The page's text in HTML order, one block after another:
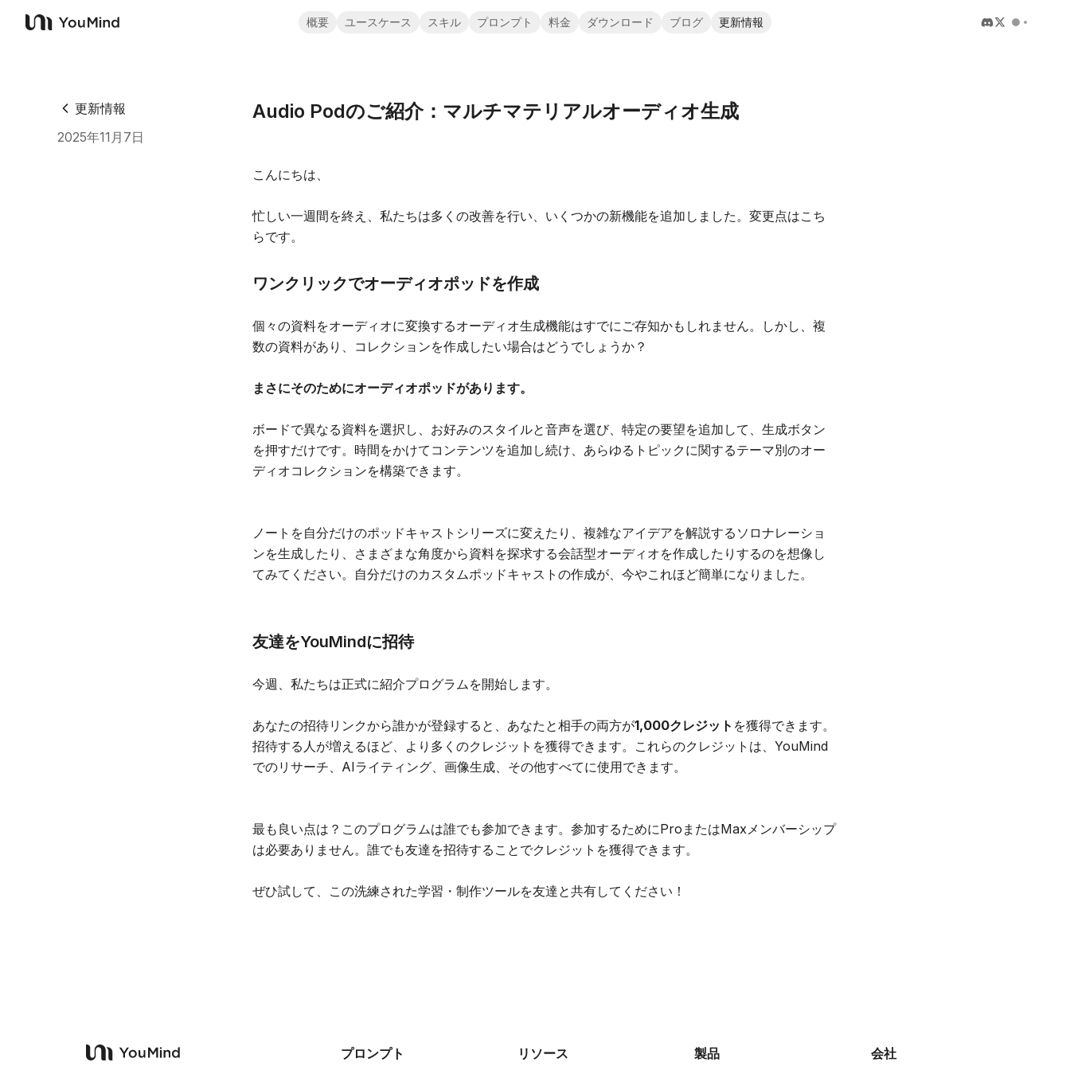
YouMind
概要 ユースケース スキル プロンプト 料金 ダウンロード ブログ 更新情報
更新情報
2025年11月7日
Audio Podのご紹介：マルチマテリアルオーディオ生成
こんにちは、
忙しい一週間を終え、私たちは多くの改善を行い、いくつかの新機能を追加しました。変更点はこち
らです。
ワンクリックでオーディオポッドを作成
個々の資料をオーディオに変換するオーディオ生成機能はすでにご存知かもしれません。しかし、複
数の資料があり、コレクションを作成したい場合はどうでしょうか？
まさにそのためにオーディオポッドがあります。
ボードで異なる資料を選択し、お好みのスタイルと音声を選び、特定の要望を追加して、生成ボタン
を押すだけです。時間をかけてコンテンツを追加し続け、あらゆるトピックに関するテーマ別のオー
ディオコレクションを構築できます。
ノートを自分だけのポッドキャストシリーズに変えたり、複雑なアイデアを解説するソロナレーショ
ンを生成したり、さまざまな角度から資料を探求する会話型オーディオを作成したりするのを想像し
てみてください。自分だけのカスタムポッドキャストの作成が、今やこれほど簡単になりました。
友達をYouMindに招待
今週、私たちは正式に紹介プログラムを開始します。
あなたの招待リンクから誰かが登録すると、あなたと相手の両方が1,000クレジット を獲得できます。
招待する人が増えるほど、より多くのクレジットを獲得できます。これらのクレジットは、YouMind
でのリサーチ、AIライティング、画像生成、その他すべてに使用できます。
最も良い点は？このプログラムは誰でも参加できます。参加するためにProまたはMaxメンバーシップ
は必要ありません。誰でも友達を招待することでクレジットを獲得できます。
ぜひ試して、この洗練された学習・制作ツールを友達と共有してください！
プロンプト リソース 製品 会社